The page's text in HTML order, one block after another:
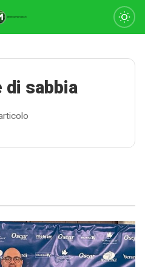
A
di sabbia